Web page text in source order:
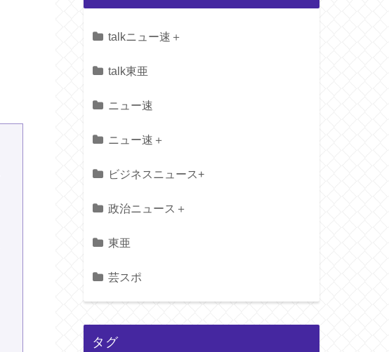
talkニュー速＋
talk東亜
ニュー速
ニュー速＋
ビジネスニュース+
政治ニュース＋
東亜
芸スポ
タグ